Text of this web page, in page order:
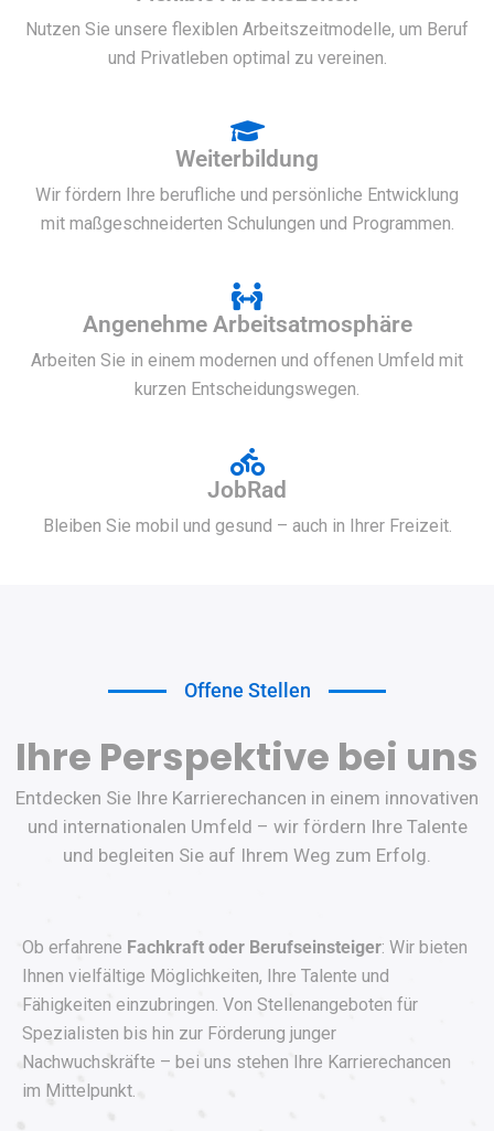
Nutzen Sie unsere flexiblen Arbeitszeitmodelle, um Beruf
und Privatleben optimal zu vereinen.
Weiterbildung
Wir fördern Ihre berufliche und persönliche Entwicklung
mit maßgeschneiderten Schulungen und Programmen.
Angenehme Arbeitsatmosphäre
Arbeiten Sie in einem modernen und offenen Umfeld mit
kurzen Entscheidungswegen.
JobRad
Bleiben Sie mobil und gesund – auch in Ihrer Freizeit.
Offene Stellen
Ihre Perspektive bei uns
Entdecken Sie Ihre Karrierechancen in einem innovativen
und internationalen Umfeld – wir fördern Ihre Talente
und begleiten Sie auf Ihrem Weg zum Erfolg.
Ob erfahrene Fachkraft oder Berufseinsteiger: Wir bieten
Ihnen vielfältige Möglichkeiten, Ihre Talente und
Fähigkeiten einzubringen. Von Stellenangeboten für
Spezialisten bis hin zur Förderung junger
Nachwuchskräfte – bei uns stehen Ihre Karrierechancen
im Mittelpunkt.